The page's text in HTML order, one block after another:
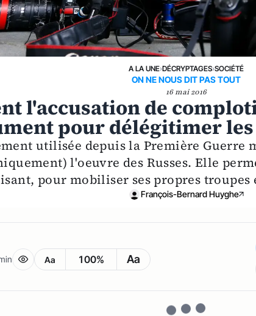
A LA UNE›DÉCRYPTAGES›SOCIÉTÉ
ON NE NOUS DIT PAS TOUT
16 mai 2016
l'accusation de
pour délégitimer
utilisée depuis la Première Guerre
l'oeuvre des Russes. Elle
pour mobiliser ses propres troupes
François-Bernard Huyghe
Aa 100% Aa